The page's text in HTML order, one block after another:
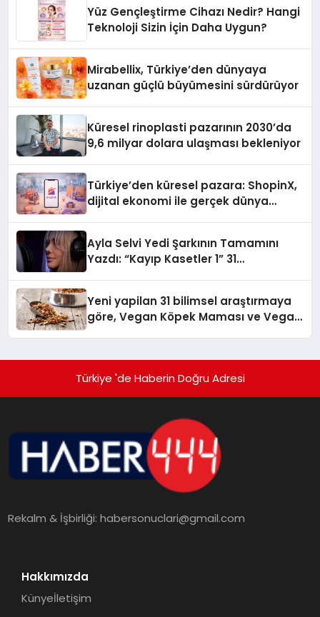
Yüz Gençleştirme Cihazı Nedir? Hangi
Teknoloji Sizin İçin Daha Uygun?
Mirabellix, Türkiye’den dünyaya
uzanan güçlü büyümesini sürdürüyor
Küresel rinoplasti pazarının 2030’da
9,6 milyar dolara ulaşması bekleniyor
Türkiye’den küresel pazara: ShopinX,
dijital ekonomi ile gerçek dünya
Ayla Selvi Yedi Şarkının Tamamını
Yazdı: “Kayıp Kasetler 1” 31
Yeni yapilan 31 bilimsel araştırmaya
göre, Vegan Köpek Maması ve Vegan
Türkiye 'de Haberin Doğru Adresi
Rekalm & İşbirliği:habersonuclari@gmail.com
Hakkımızda
Künyeİletişim